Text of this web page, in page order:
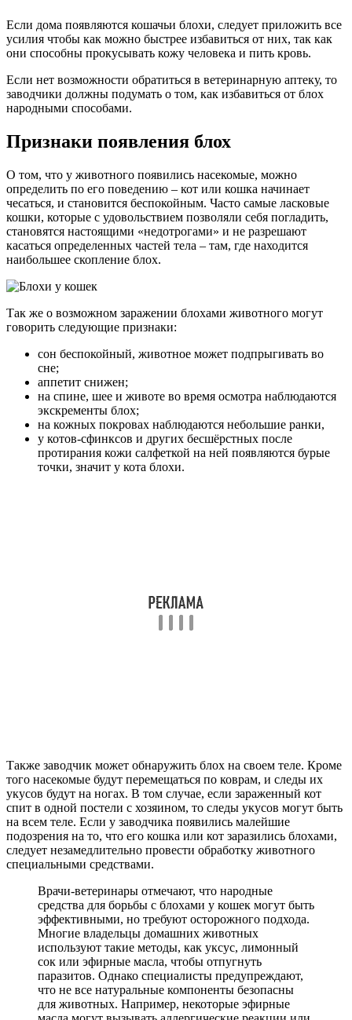
Если дома появляются кошачьи блохи, следует приложить все
усилия чтобы как можно быстрее избавиться от них, так как
они способны прокусывать кожу человека и пить кровь.
Если нет возможности обратиться в ветеринарную аптеку, то
заводчики должны подумать о том, как избавиться от блох
народными способами.
Признаки появления блох
О том, что у животного появились насекомые, можно
определить по его поведению – кот или кошка начинает
чесаться, и становится беспокойным. Часто самые ласковые
кошки, которые с удовольствием позволяли себя погладить,
становятся настоящими «недотрогами» и не разрешают
касаться определенных частей тела – там, где находится
наибольшее скопление блох.
Так же о возможном заражении блохами животного могут
говорить следующие признаки:
сон беспокойный, животное может подпрыгивать во
сне;
аппетит снижен;
на спине, шее и животе во время осмотра наблюдаются
экскременты блох;
на кожных покровах наблюдаются небольшие ранки,
у котов-сфинксов и других бесшёрстных после
протирания кожи салфеткой на ней появляются бурые
точки, значит у кота блохи.
Также заводчик может обнаружить блох на своем теле. Кроме
того насекомые будут перемещаться по коврам, и следы их
укусов будут на ногах. В том случае, если зараженный кот
спит в одной постели с хозяином, то следы укусов могут быть
на всем теле. Если у заводчика появились малейшие
подозрения на то, что его кошка или кот заразились блохами,
следует незамедлительно провести обработку животного
специальными средствами.
Врачи-ветеринары отмечают, что народные
средства для борьбы с блохами у кошек могут быть
эффективными, но требуют осторожного подхода.
Многие владельцы домашних животных
используют такие методы, как уксус, лимонный
сок или эфирные масла, чтобы отпугнуть
паразитов. Однако специалисты предупреждают,
что не все натуральные компоненты безопасны
для животных. Например, некоторые эфирные